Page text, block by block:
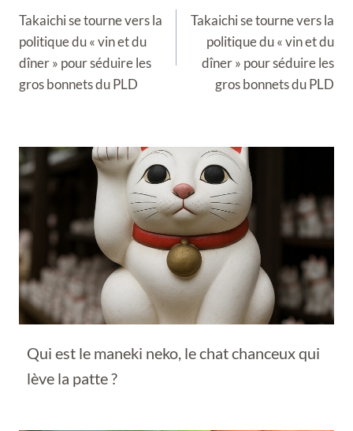
de
l’article
Takaichi se tourne vers la
politique du « vin et du
dîner » pour séduire les
gros bonnets du PLD
Takaichi se tourne vers la
politique du « vin et du
dîner » pour séduire les
gros bonnets du PLD
Qui est le maneki neko, le chat chanceux qui
lève la patte ?